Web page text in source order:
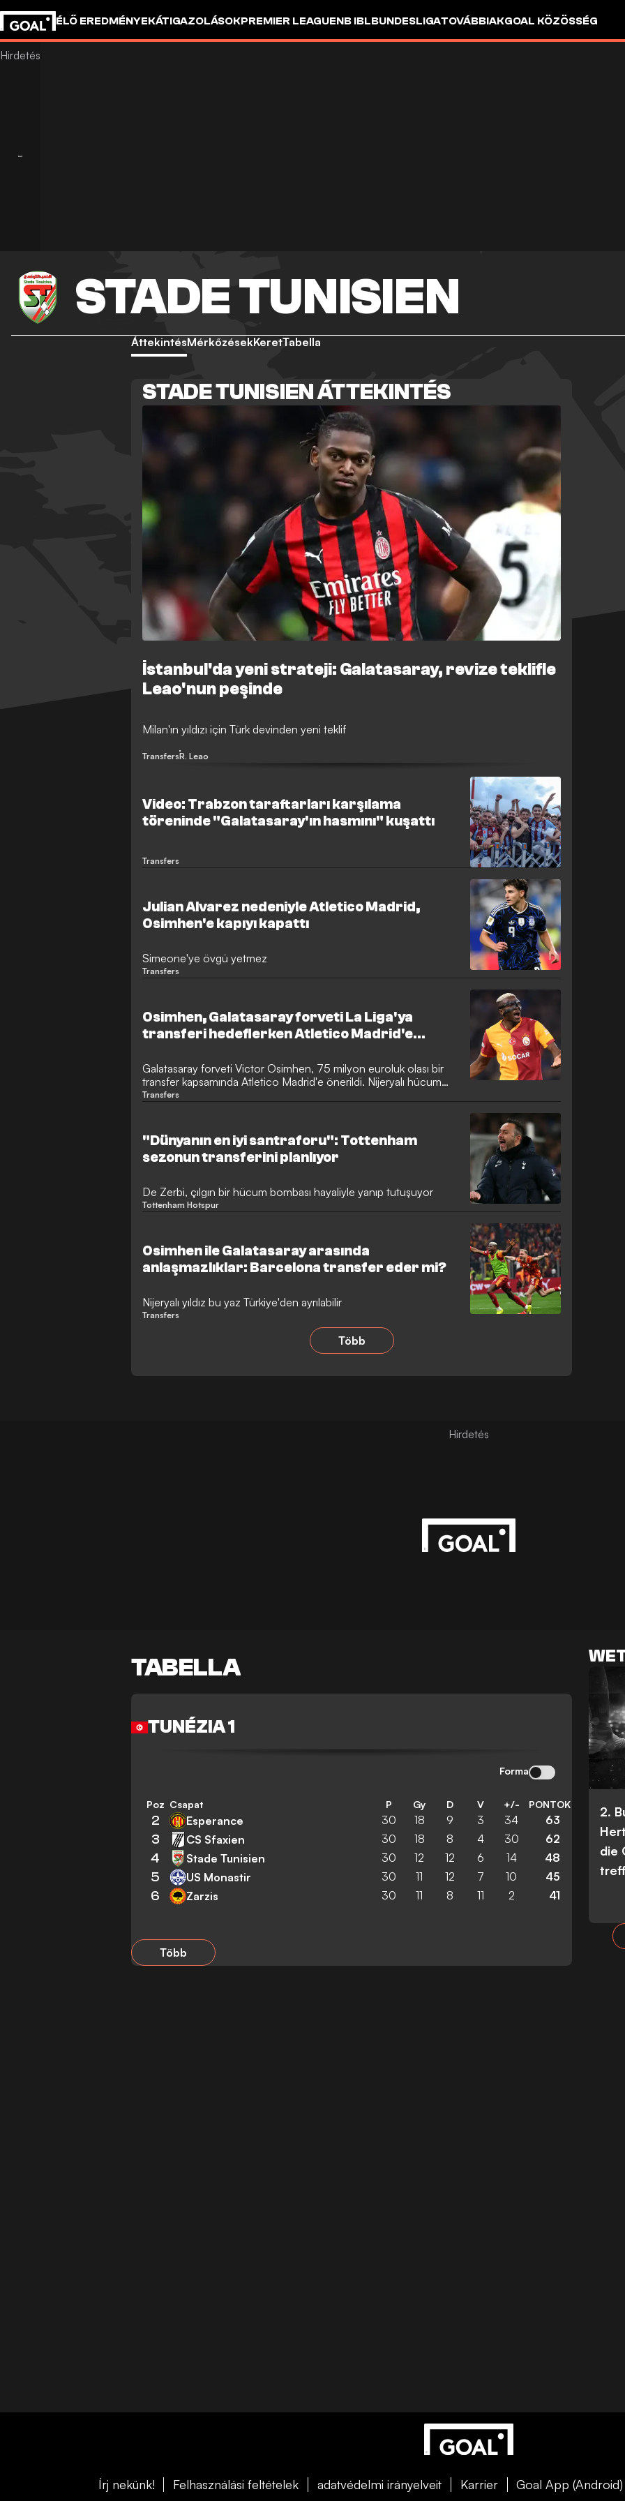
ÉLŐ EREDMÉNYEKÁTIGAZOLÁSOKPREMIER LEAGUENB IBLBUNDESLIGATOVÁBBIAKGOAL KÖZÖSSÉG
STADE TUNISIEN
ÁttekintésMérkőzésekKeretTabella
STADE TUNISIEN ÁTTEKINTÉS
İstanbul'da yeni strateji: Galatasaray, revize teklifle
Leao'nun peşinde
Milan'ın yıldızı için Türk devinden yeni teklif
TransfersR. Leao
Video: Trabzon taraftarları karşılama
töreninde "Galatasaray'ın hasmını" kuşattı
Transfers
Julian Alvarez nedeniyle Atletico Madrid,
Osimhen'e kapıyı kapattı
Simeone'ye övgü yetmez
Transfers
Osimhen, Galatasaray forveti La Liga'ya
transferi hedeflerken Atletico Madrid'e
Galatasaray forveti Victor Osimhen, 75 milyon euroluk olası bir
transfer kapsamında Atletico Madrid'e önerildi. Nijeryalı hücum
oyuncusu, Diego Simeone yönetiminde çalışmak için maaşında
Transfers
"Dünyanın en iyi santraforu": Tottenham
sezonun transferini planlıyor
De Zerbi, çılgın bir hücum bombası hayaliyle yanıp tutuşuyor
Tottenham Hotspur
Osimhen ile Galatasaray arasında
anlaşmazlıklar: Barcelona transfer eder mi?
Nijeryalı yıldız bu yaz Türkiye'den ayrılabilir
Transfers
Több
TABELLA
TUNÉZIA 1
Forma
Poz Csapat P Gy D V +/- PONTOK
2 Esperance 30 18 9 3 34 63
3 CS Sfaxien 30 18 8 4 30 62
4 Stade Tunisien 30 12 12 6 14 48
5 US Monastir 30 11 12 7 10 45
6 Zarzis 30 11 8 11 2 41
Több
2.
die
Írj nekünk! Felhasználási feltételek adatvédelmi irányelveit Karrier Goal App (Android)